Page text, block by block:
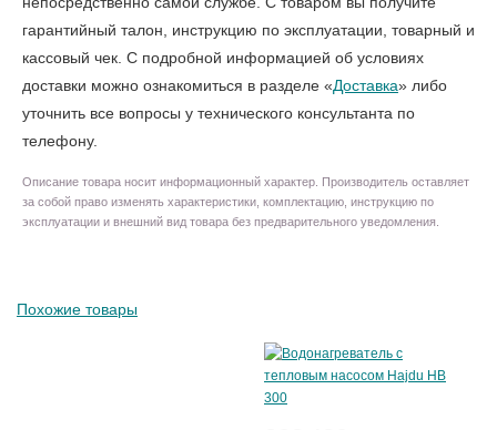
гарантийный талон, инструкцию по эксплуатации, товарный и
кассовый чек. С подробной информацией об условиях
доставки можно ознакомиться в разделе «Доставка» либо
уточнить все вопросы у технического консультанта по
телефону.
Описание товара носит информационный характер. Производитель оставляет
за собой право изменять характеристики, комплектацию, инструкцию по
эксплуатации и внешний вид товара без предварительного уведомления.
Похожие товары